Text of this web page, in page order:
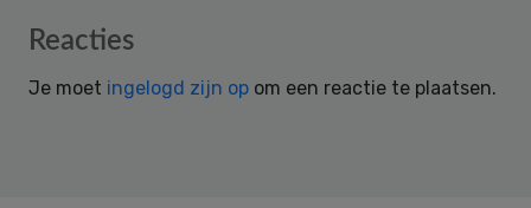
Reader
Reacties
Je moet ingelogd zijn op om een reactie te plaatsen.